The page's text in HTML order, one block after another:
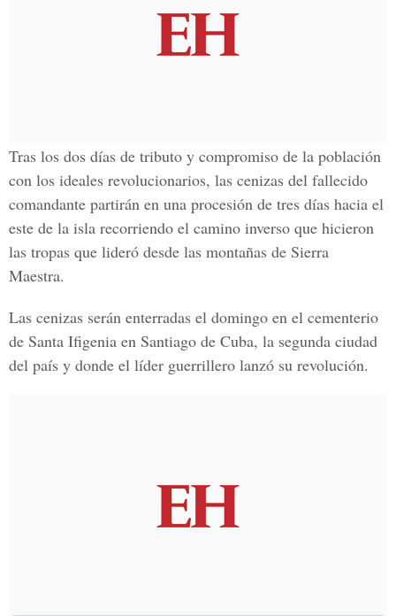
Tras los dos días de tributo y compromiso de la población
con los ideales revolucionarios, las cenizas del fallecido
comandante partirán en una procesión de tres días hacia el
este de la isla recorriendo el camino inverso que hicieron
las tropas que lideró desde las montañas de Sierra
Maestra.
Las cenizas serán enterradas el domingo en el cementerio
de Santa Ifigenia en Santiago de Cuba, la segunda ciudad
del país y donde el líder guerrillero lanzó su revolución.